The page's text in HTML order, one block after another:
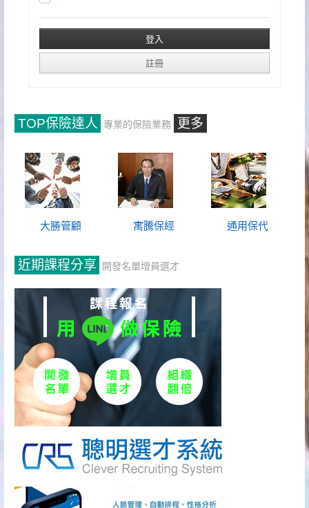
TOP保險達人 專業的保險業務 更多
大勝管顧 寓騰保經 通用保代
近期課程分享 開發名單增員選才